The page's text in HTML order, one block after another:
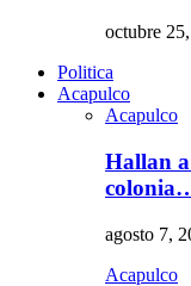
octubre
Politica
Acapulco
Acapulco
Hallan
agosto 7,
Acapulco